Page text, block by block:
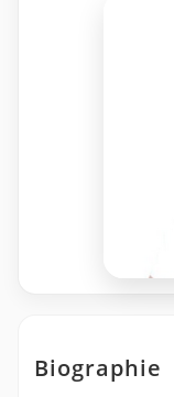
Biographie